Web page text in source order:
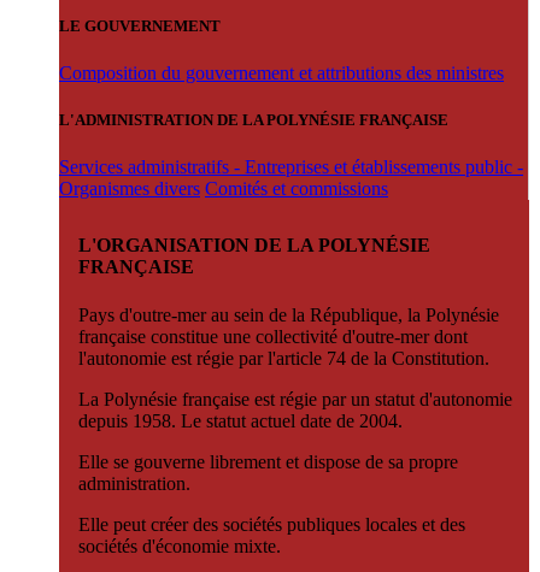
LE GOUVERNEMENT
Composition du gouvernement et attributions des ministres
L'ADMINISTRATION DE LA POLYNÉSIE FRANÇAISE
Services administratifs - Entreprises et établissements public -
Organismes divers Comités et commissions
L'ORGANISATION DE LA POLYNÉSIE
FRANÇAISE
Pays d'outre-mer au sein de la République, la Polynésie
française constitue une collectivité d'outre-mer dont
l'autonomie est régie par l'article 74 de la Constitution.
La Polynésie française est régie par un statut d'autonomie
depuis 1958. Le statut actuel date de 2004.
Elle se gouverne librement et dispose de sa propre
administration.
Elle peut créer des sociétés publiques locales et des
sociétés d'économie mixte.